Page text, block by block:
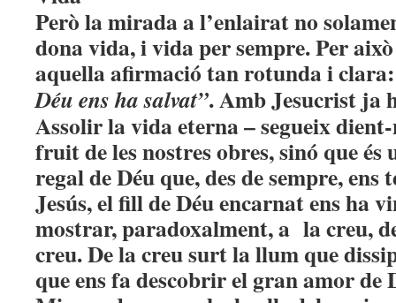
Però la mirada a l’enlairat no
dona vida, i vida per sempre. Per
aquella afirmació tan rotunda i
Déu ens ha salvat”. Amb Jesucrist ja
Assolir la vida eterna – segueix dient-
fruit de les nostres obres, sinó que és
regal de Déu que, des de sempre,
Jesús, el fill de Déu encarnat ens ha
mostrar, paradoxalment, a la creu,
creu. De la creu surt la llum que
que ens fa descobrir el gran amor de